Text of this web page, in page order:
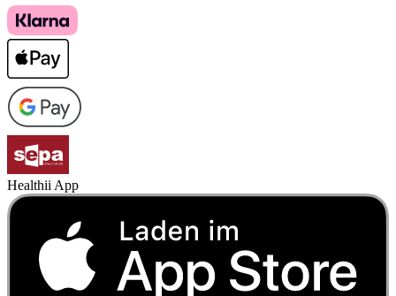
Healthii App